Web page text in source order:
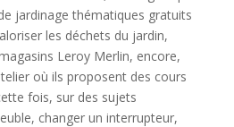
jardinage thématiques gratuits
les déchets du jardin,
Leroy Merlin, encore,
où ils proposent des cours
fois, sur des sujets
changer un interrupteur,